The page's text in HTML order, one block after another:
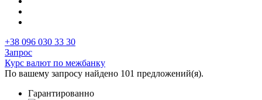
+38 096 030 33 30
Запрос
Курс валют по межбанку
По вашему запросу найдено 101 предложений(я).
Гарантированно